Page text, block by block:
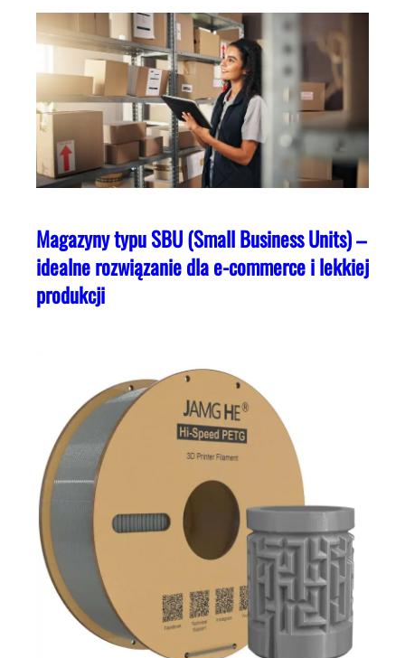
Magazyny typu SBU (Small Business Units) –
idealne rozwiązanie dla e-commerce i lekkiej
produkcji